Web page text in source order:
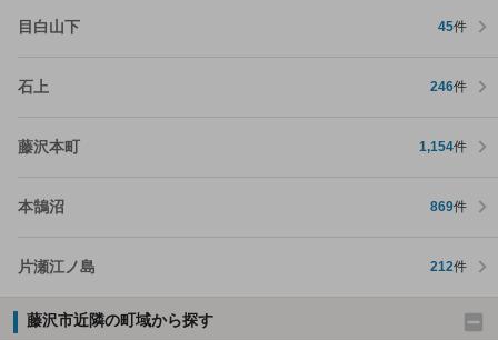
目白山下 45件
石上 246件
藤沢本町 1,154件
本鵠沼 869件
片瀬江ノ島 212件
藤沢市近隣の町域から探す